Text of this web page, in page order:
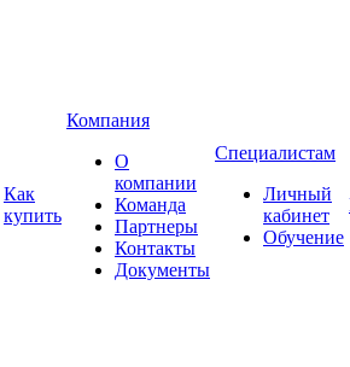
Как
купить
Компания
О
компании
Команда
Партнеры
Контакты
Документы
Специалистам
Личный
кабинет
Обучение